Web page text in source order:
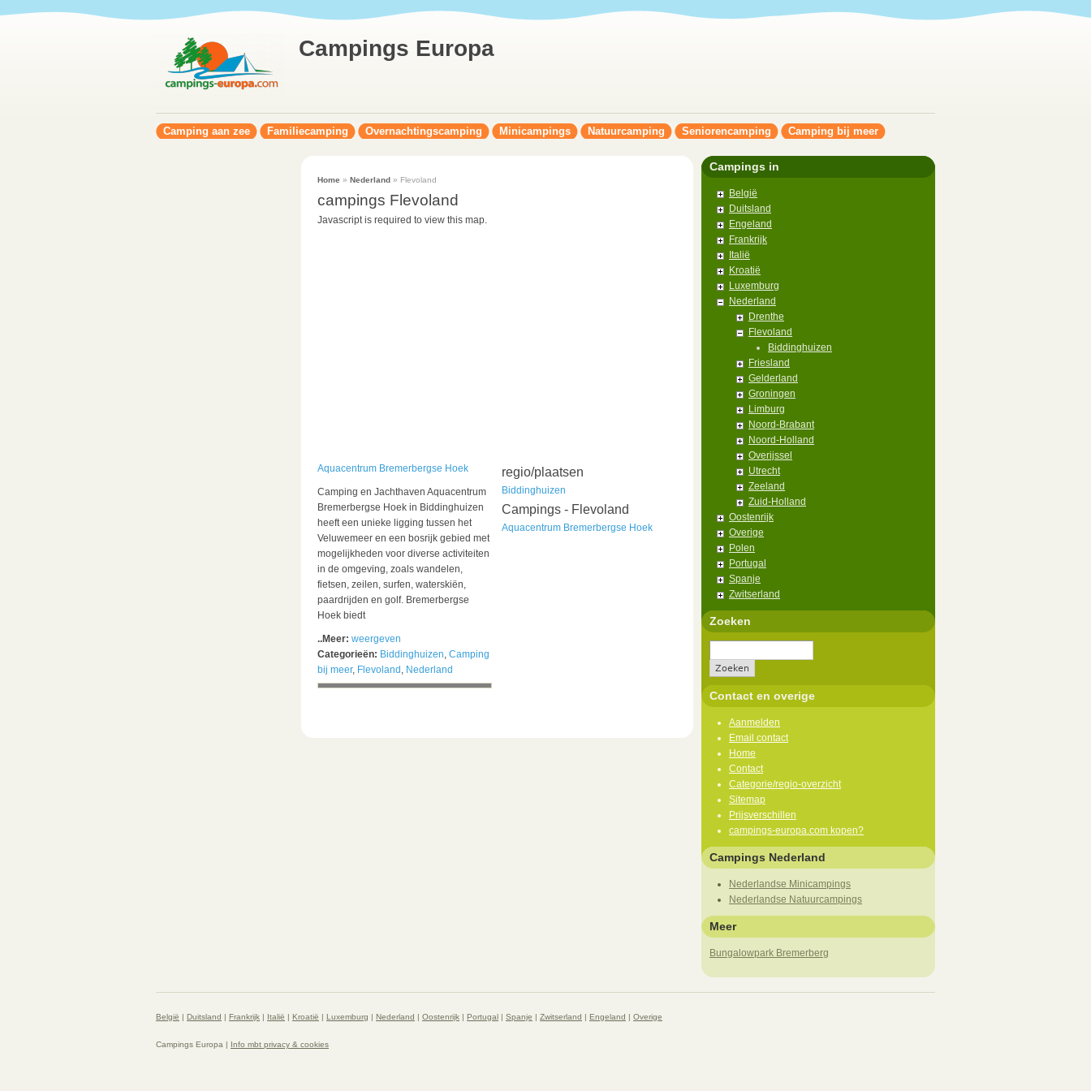
Campings Europa
Camping aan zee Familiecamping Overnachtingscamping Minicampings Natuurcamping Seniorencamping Camping bij meer
Home » Nederland» Flevoland
campings Flevoland
Javascript is required to view this map.
Aquacentrum Bremerbergse Hoek
Camping en Jachthaven Aquacentrum
Bremerbergse Hoek in Biddinghuizen
heeft een unieke ligging tussen het
Veluwemeer en een bosrijk gebied met
mogelijkheden voor diverse activiteiten
in de omgeving, zoals wandelen,
fietsen, zeilen, surfen, waterskiën,
paardrijden en golf. Bremerbergse
Hoek biedt
..Meer: weergeven
Categorieën: Biddinghuizen, Camping
bij meer, Flevoland , Nederland
regio/plaatsen
Biddinghuizen
Campings - Flevoland
Aquacentrum Bremerbergse Hoek
Campings in
België
Duitsland
Engeland
Frankrijk
Italië
Kroatië
Luxemburg
Nederland
Drenthe
Flevoland
Biddinghuizen
Friesland
Gelderland
Groningen
Limburg
Noord-Brabant
Noord-Holland
Overijssel
Utrecht
Zeeland
Zuid-Holland
Oostenrijk
Overige
Polen
Portugal
Spanje
Zwitserland
Zoeken
Contact en overige
Aanmelden
Email contact
Home
Contact
Categorie/regio-overzicht
Sitemap
Prijsverschillen
campings-europa.com kopen?
Campings Nederland
Nederlandse Minicampings
Nederlandse Natuurcampings
Meer
Bungalowpark Bremerberg
België | Duitsland | Frankrijk | Italië | Kroatië | Luxemburg | Nederland | Oostenrijk | Portugal | Spanje | Zwitserland | Engeland | Overige
Campings Europa | Info mbt privacy & cookies